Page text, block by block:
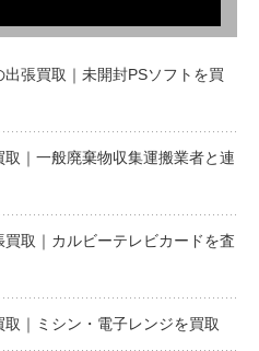
張買取｜未開封PSソフトを買
｜一般廃棄物収集運搬業者と連
取｜カルビーテレビカードを査
｜ミシン・電子レンジを買取